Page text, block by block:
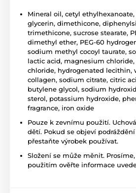
Mineral oil, cetyl
glycerin, dimethicone,
trimethicone, sucrose stearate,
dimethyl ether, PEG-60
sodium methyl cocoyl taurate,
lactic acid, magnesium chloride,
chloride, hydrogenated lecithin,
collagen, sodium citrate, citric
butylene glycol, sodium
sterol, potassium hydroxide,
fragrance, iron oxide
Pouze k zevnímu použití.
dětí. Pokud se objeví
přestaňte výrobek používat.
Složení se může měnit.
použitím ověřte informace